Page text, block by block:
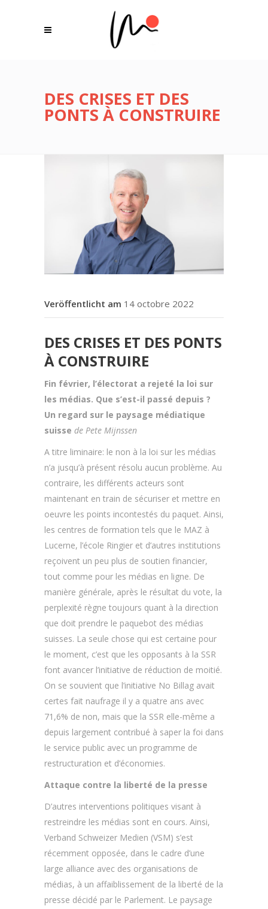
DES CRISES ET DES
PONTS À CONSTRUIRE
14 octobre 2022
DES CRISES ET DES PONTS
À CONSTRUIRE
Fin février, l’électorat a rejeté la loi sur
les médias. Que s’est-il passé depuis ?
Un regard sur le paysage médiatique
suisse de Pete Mijnssen
A titre liminaire: le non à la loi sur les médias
n’a jusqu’à présent résolu aucun problème. Au
contraire, les différents acteurs sont
maintenant en train de sécuriser et mettre en
oeuvre les points incontestés du paquet. Ainsi,
les centres de formation tels que le MAZ à
Lucerne, l’école Ringier et d’autres institutions
reçoivent un peu plus de soutien financier,
tout comme pour les médias en ligne. De
manière générale, après le résultat du vote, la
perplexité règne toujours quant à la direction
que doit prendre le paquebot des médias
suisses. La seule chose qui est certaine pour
le moment, c’est que les opposants à la SSR
font avancer l’initiative de réduction de moitié.
On se souvient que l’initiative No Billag avait
certes fait naufrage il y a quatre ans avec
71,6% de non, mais que la SSR elle-même a
depuis largement contribué à saper la foi dans
le service public avec un programme de
restructuration et d’économies.
Attaque contre la liberté de la presse
D’autres interventions politiques visant à
restreindre les médias sont en cours. Ainsi,
Verband Schweizer Medien (VSM) s’est
récemment opposée, dans le cadre d’une
large alliance avec des organisations de
médias, à un affaiblissement de la liberté de la
presse décidé par le Parlement. Le paysage